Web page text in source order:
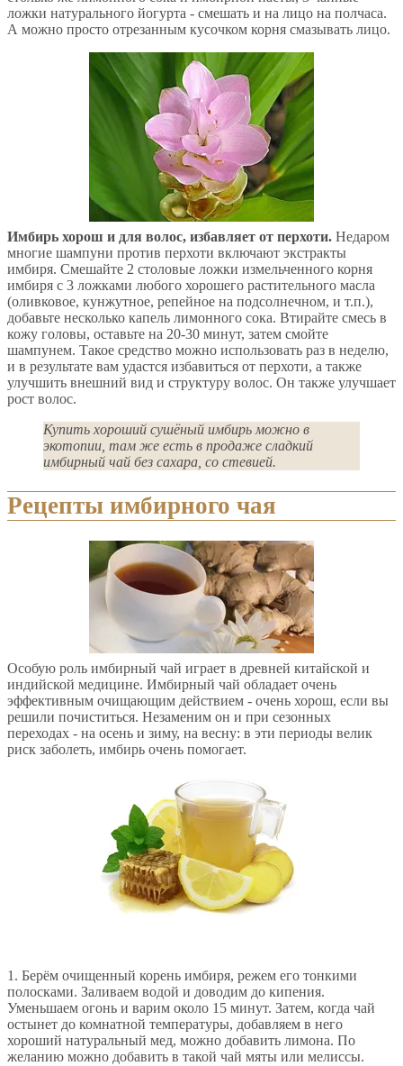
ложки натурального йогурта - смешать и на лицо на полчаса.
А можно просто отрезанным кусочком корня смазывать лицо.
Имбирь хорош и для волос, избавляет от перхоти. Недаром
многие шампуни против перхоти включают экстракты
имбиря. Смешайте 2 столовые ложки измельченного корня
имбиря с 3 ложками любого хорошего растительного масла
(оливковое, кунжутное, репейное на подсолнечном, и т.п.),
добавьте несколько капель лимонного сока. Втирайте смесь в
кожу головы, оставьте на 20-30 минут, затем смойте
шампунем. Такое средство можно использовать раз в неделю,
и в результате вам удастся избавиться от перхоти, а также
улучшить внешний вид и структуру волос. Он также улучшает
рост волос.
Купить хороший сушёный имбирь можно в
экотопии, там же есть в продаже сладкий
имбирный чай без сахара, со стевией.
Рецепты имбирного чая
Особую роль имбирный чай играет в древней китайской и
индийской медицине. Имбирный чай обладает очень
эффективным очищающим действием - очень хорош, если вы
решили почиститься. Незаменим он и при сезонных
переходах - на осень и зиму, на весну: в эти периоды велик
риск заболеть, имбирь очень помогает.
1. Берём очищенный корень имбиря, режем его тонкими
полосками. Заливаем водой и доводим до кипения.
Уменьшаем огонь и варим около 15 минут. Затем, когда чай
остынет до комнатной температуры, добавляем в него
хороший натуральный мед, можно добавить лимона. По
желанию можно добавить в такой чай мяты или мелиссы.